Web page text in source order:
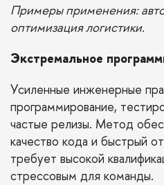
Примеры применения:
оптимизация логистики.
Экстремальное
Усиленные инженерные
программирование,
частые релизы. Метод
качество кода и быстрый
требует высокой
стрессовым для команды.